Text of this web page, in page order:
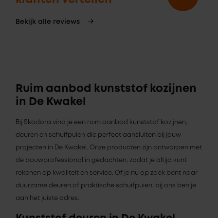
Bekijk alle reviews
Ruim aanbod kunststof kozijnen
in De Kwakel
Bij Skodora vind je een ruim aanbod kunststof kozijnen,
deuren en schuifpuien die perfect aansluiten bij jouw
projecten in De Kwakel. Onze producten zijn ontworpen met
de bouwprofessional in gedachten, zodat je altijd kunt
rekenen op kwaliteit en service. Of je nu op zoek bent naar
duurzame deuren of praktische schuifpuien, bij ons ben je
aan het juiste adres.